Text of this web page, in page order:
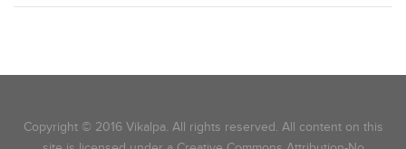
Copyright © 2016 Vikalpa. All rights reserved. All content on this